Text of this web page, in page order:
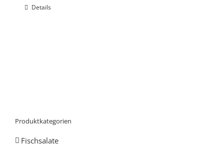
Details
Produktkategorien
Fischsalate